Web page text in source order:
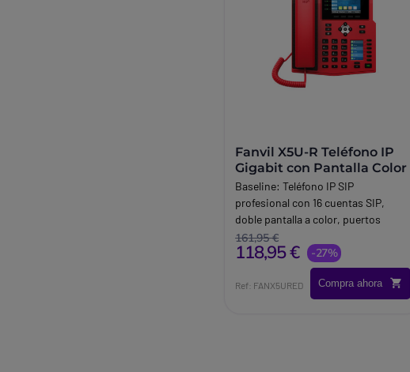
Fanvil X5U-R Teléfono IP
Gigabit con Pantalla Color
Baseline:Teléfono IP SIP
profesional con 16 cuentas SIP,
doble pantalla a color, puertos
Gigabit, PoE y audio HD, ideal para
usuarios avanzados, recepciones y
oficinas con un elevado volumen de
llamadas.
161,95 €
118,95 € -27%
Ref: FANX5URED Compra ahora